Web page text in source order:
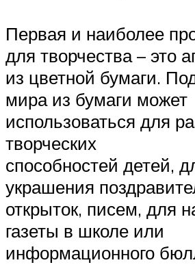
Первая и наиболее
для творчества – это
из цветной бумаги.
мира из бумаги может
использоваться для
творческих
способностей детей,
украшения
открыток, писем, для
газеты в школе или
информационного